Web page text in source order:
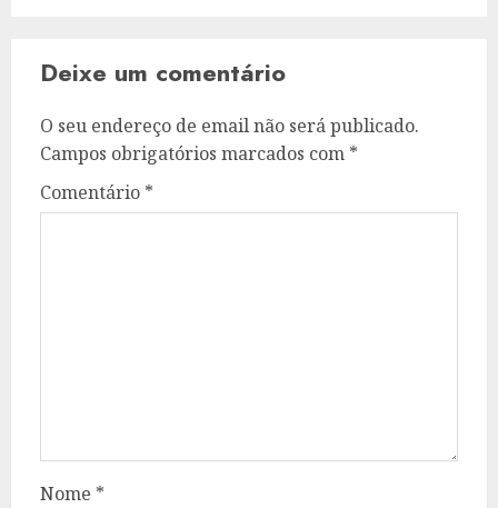
Deixe um comentário
O seu endereço de email não será publicado.
Campos obrigatórios marcados com *
Comentário *
Nome *